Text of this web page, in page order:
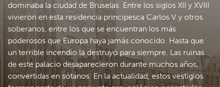
dominaba la ciudad de Bruselas. Entre los siglos XII y XVIII
vivieron en esta residencia principesca Carlos V y otros
soberanos, entre los que se encuentran los más
poderosos que Europa haya jamás conocido. Hasta que
un terrible incendio la destruyó para siempre. Las ruinas
de este palacio desaparecieron durante muchos años,
convertidas en sótanos. En la actualidad, estos vestigios